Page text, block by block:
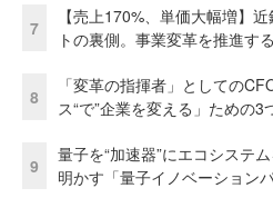
7
【売上170%、単価大幅増】
トの裏側。事業変革を推進す
8
「変革の指揮者」としての
ス“で”企業を変える」ための3
9
量子を“加速器”にエコシステ
明かす「量子イノベーション